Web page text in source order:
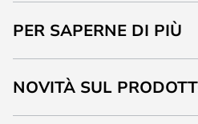
PER SAPERNE DI PIÙ
NOVITÀ SUL